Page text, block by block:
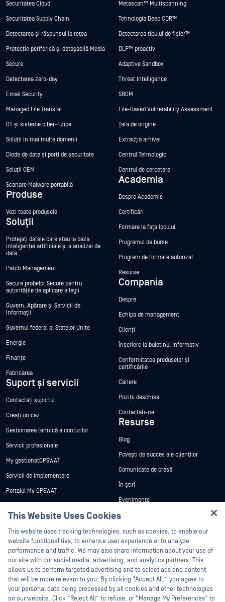
Securitatea Cloud
Securitatea Supply Chain
Detectarea și răspunsul la rețea
Protecție periferică și detașabilă Media
Secure
Detectarea zero-day
Email Security
Managed File Transfer
OT și sisteme ciber-fizice
Soluții în mai multe domenii
Diode de date și porți de securitate
Soluții OEM
Scanare Malware portabilă
Produse
Vezi toate produsele
Soluții
Protejați datele care stau la baza
inteligenței artificiale și a analizei de
date
Patch Management
Secure probelor Secure pentru
autoritățile de aplicare a legii
Guvern, Apărare și Servicii de
Informații
Guvernul federal al Statelor Unite
Energie
Finanțe
Fabricarea
Suport și servicii
Contactați suportul
Creați un caz
Gestionarea tehnică a conturilor
Servicii profesionale
My gestionatOPSWAT
Servicii de implementare
Portalul My OPSWAT
vulnerabilităților
Parteneri
Certificare
Parteneri tehnologici
Metascan™ Multiscanning
Tehnologia Deep CDR™
Detectarea tipului de fișier™
DLP™ proactiv
Adaptive Sandbox
Threat Intelligence
SBOM
File-Based Vulnerability Assessment
Țara de origine
Extracția arhivei
Centrul Tehnologic
Centrul de cercetare
Academia
Despre Academie
Certificări
Formare la fața locului
Programul de burse
Program de formare autorizat
Resurse
Compania
Despre
Echipa de management
Clienți
Înscriere la buletinul informativ
Conformitatea produselor și
certificările
Cariere
Poziții deschise
Contactați-ne
Resurse
Blog
Povești de succes ale clienților
Comunicate de presă
În știri
Evenimente
Webinare
Fișe de date
Cărți albe
Instrumente gratuite
This Website Uses Cookies
This website uses tracking technologies, such as cookies, to enable our
website functionalities, to enhance user experience or to analyze
performance and traffic. We may also share information about your use of
our site with our social media, advertising, and analytics partners. This
allows us to perform targeted advertising and to select ads and content
that will be more relevant to you. By clicking “Accept All,” you agree to
your personal data being processed by all cookies and other technologies
on our website. Click “Reject All” to refuse, or “Manage My Preferences” to
Hey there!
I'm Ozzy, your OPSWAT virtual assistant.
How can I help you secure what's critical
today?